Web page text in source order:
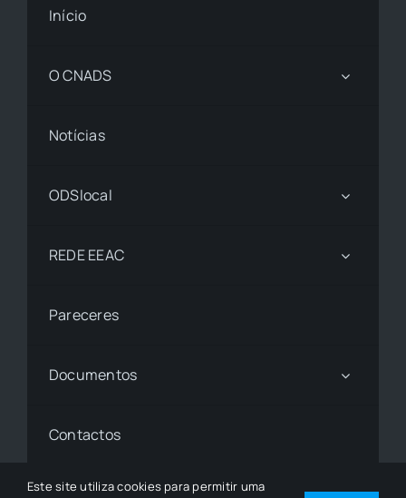
Início
O CNADS
Notícias
ODSlocal
REDE EEAC
Pareceres
Documentos
Contactos
Este site utiliza cookies para permitir uma